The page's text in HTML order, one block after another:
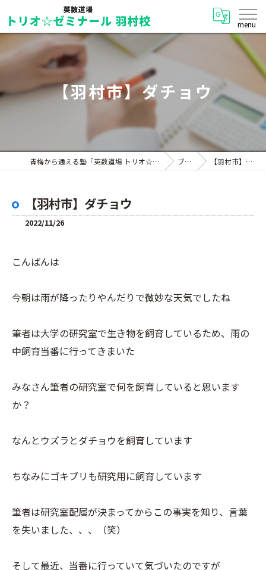
【羽村市】ダチョウ
青梅から通える塾「英数道場 トリオ☆ゼミナール 羽村校」 ブログ 【羽村市】ダチョウ
【羽村市】ダチョウ
2022/11/26
こんばんは
今朝は雨が降ったりやんだりで微妙な天気でしたね
筆者は大学の研究室で生き物を飼育しているため、雨の
中飼育当番に行ってきまいた
みなさん筆者の研究室で何を飼育していると思います
か？
なんとウズラとダチョウを飼育しています
ちなみにゴキブリも研究用に飼育しています
筆者は研究室配属が決まってからこの事実を知り、言葉
を失いました、、、（笑）
そして最近、当番に行っていて気づいたのですが